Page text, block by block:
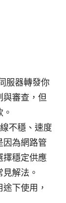
服器轉發你
與審查，但
不穩、速度
因為網路管
擇穩定供應
解法。
下使用，